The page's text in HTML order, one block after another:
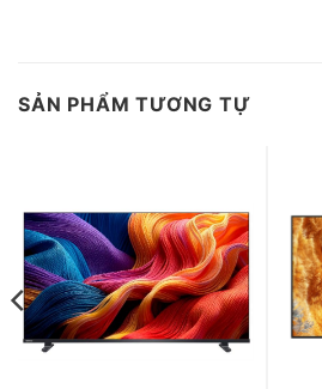
SẢN PHẨM TƯƠNG TỰ